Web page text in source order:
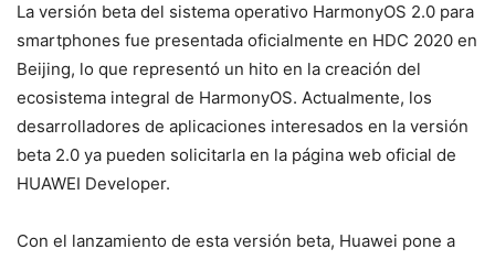
La versión beta del sistema operativo HarmonyOS 2.0 para
smartphones fue presentada oficialmente en HDC 2020 en
Beijing, lo que representó un hito en la creación del
ecosistema integral de HarmonyOS. Actualmente, los
desarrolladores de aplicaciones interesados en la versión
beta 2.0 ya pueden solicitarla en la página web oficial de
HUAWEI Developer.
Con el lanzamiento de esta versión beta, Huawei pone a